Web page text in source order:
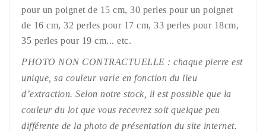
pour un poignet de 15 cm, 30 perles pour un poignet
de 16 cm, 32 perles pour 17 cm, 33 perles pour 18cm,
35 perles pour 19 cm... etc.
PHOTO NON CONTRACTUELLE : chaque pierre est
unique, sa couleur varie en fonction du lieu
d’extraction. Selon notre stock, il est possible que la
couleur du lot que vous recevrez soit quelque peu
différente de la photo de présentation du site internet.